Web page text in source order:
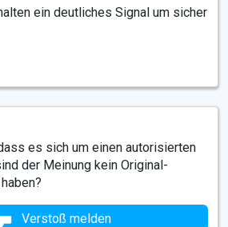
ein deutliches Signal um sicher
es sich um einen autorisierten
der Meinung kein Original-
Verstoß melden